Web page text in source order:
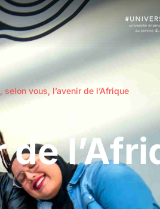
vous, l’avenir de l’Afrique ?